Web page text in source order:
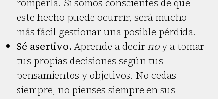
romperla. Si somos conscientes de que
este hecho puede ocurrir, será mucho
más fácil gestionar una posible pérdida.
Sé asertivo. Aprende a decir noy a tomar
tus propias decisiones según tus
pensamientos y objetivos. No cedas
siempre, no pienses siempre en sus